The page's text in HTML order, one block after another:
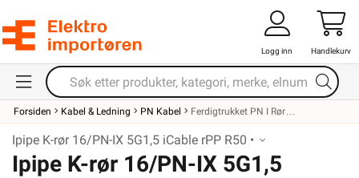
Logg inn Handlekurv
Forsiden Kabel & Ledning PN Kabel Ferdigtrukket PN I Rør
Ipipe K-rør 16/PN-IX 5G1,5 iCable rPP R50 •
Ipipe K-rør 16/PN-IX 5G1,5